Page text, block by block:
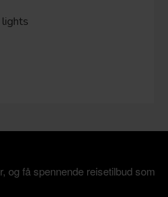
og få spennende reisetilbud som